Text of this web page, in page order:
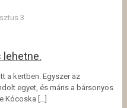
3.
lehetne.
a kertben. Egyszer az
egyet, és máris a bársonyos
Kócoska […]